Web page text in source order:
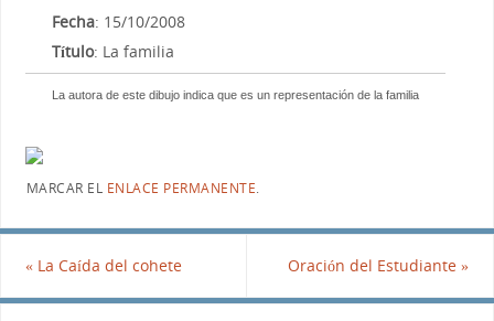
Fecha: 15/10/2008
Título: La familia
La autora de este dibujo indica que es un representación de la familia
MARCAR EL ENLACE PERMANENTE.
«La Caída del cohete Oración del Estudiante»